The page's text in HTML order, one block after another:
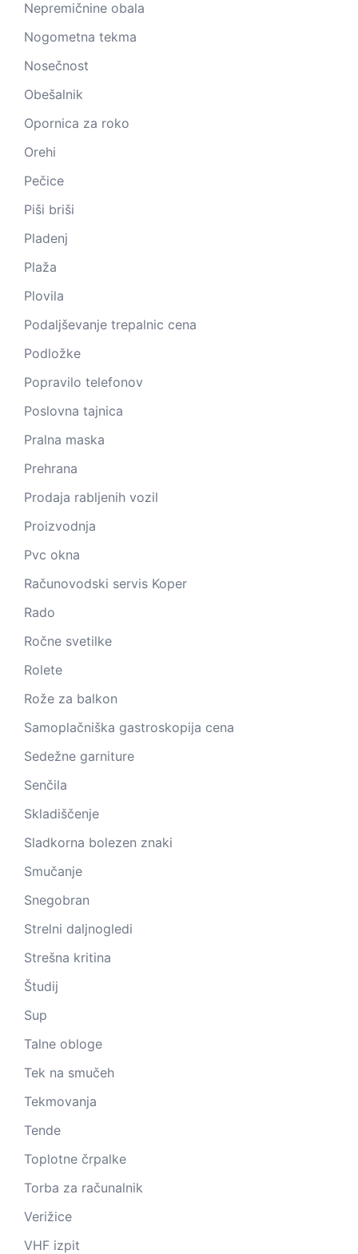
Nepremičnine obala
Nogometna tekma
Nosečnost
Obešalnik
Opornica za roko
Orehi
Pečice
Piši briši
Pladenj
Plaža
Plovila
Podaljševanje trepalnic cena
Podložke
Popravilo telefonov
Poslovna tajnica
Pralna maska
Prehrana
Prodaja rabljenih vozil
Proizvodnja
Pvc okna
Računovodski servis Koper
Rado
Ročne svetilke
Rolete
Rože za balkon
Samoplačniška gastroskopija cena
Sedežne garniture
Senčila
Skladiščenje
Sladkorna bolezen znaki
Smučanje
Snegobran
Strelni daljnogledi
Strešna kritina
Študij
Sup
Talne obloge
Tek na smučeh
Tekmovanja
Tende
Toplotne črpalke
Torba za računalnik
Verižice
VHF izpit